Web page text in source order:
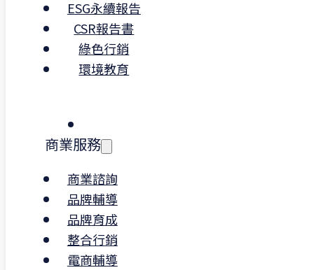
ESG永續報告
CSR報告書
綠色行銷
環境教育
商業服務
商業諮詢
品牌輔導
品牌育成
整合行銷
電商輔導
｜我們在找的職位：專案
｜你會參與的任務
作、專案進度控管、制度文件建構等多
元任務。這不是一份流程代辦的工作，
而是能真正參與規劃與執行，強化你在
專案管理、邏輯思考與簡報製作等面向
的專業職位。